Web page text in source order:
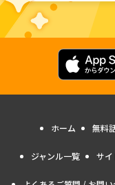
ホーム 無料
ジャンル一覧 サイ